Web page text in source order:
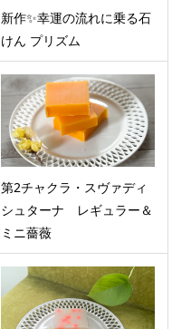
新作✨幸運の流れに乗る石
けん プリズム
第2チャクラ・スヴァディ
シュターナ レギュラー＆
ミニ薔薇